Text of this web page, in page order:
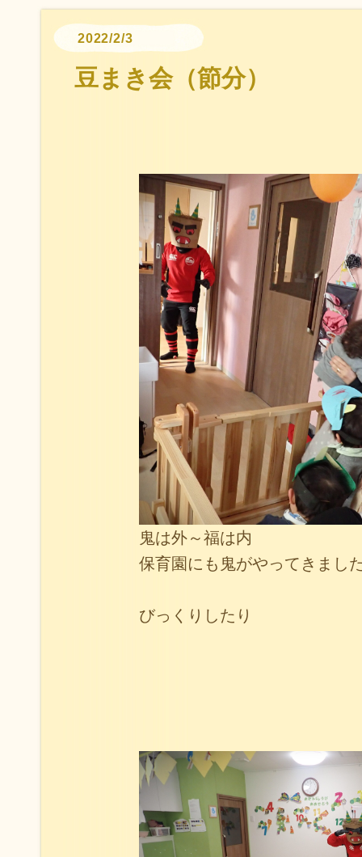
2022/2/3
豆まき会（節分）
鬼は外～福は内
保育園にも鬼がやってきまし
びっくりしたり